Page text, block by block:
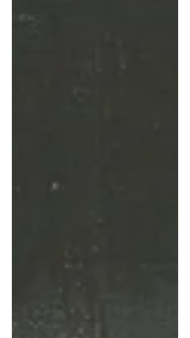
la Tierra